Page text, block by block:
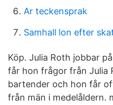
Ar teckensprak
Samhall lon efter
Köp. Julia Roth jobbar
får hon frågor från Julia
bartender och hon får
från män i medelåldern.